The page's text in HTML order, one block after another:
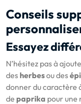
Conseils
Essayez
N’hésitez pas à
des herbesou des
donner du caractère
de paprika pour une